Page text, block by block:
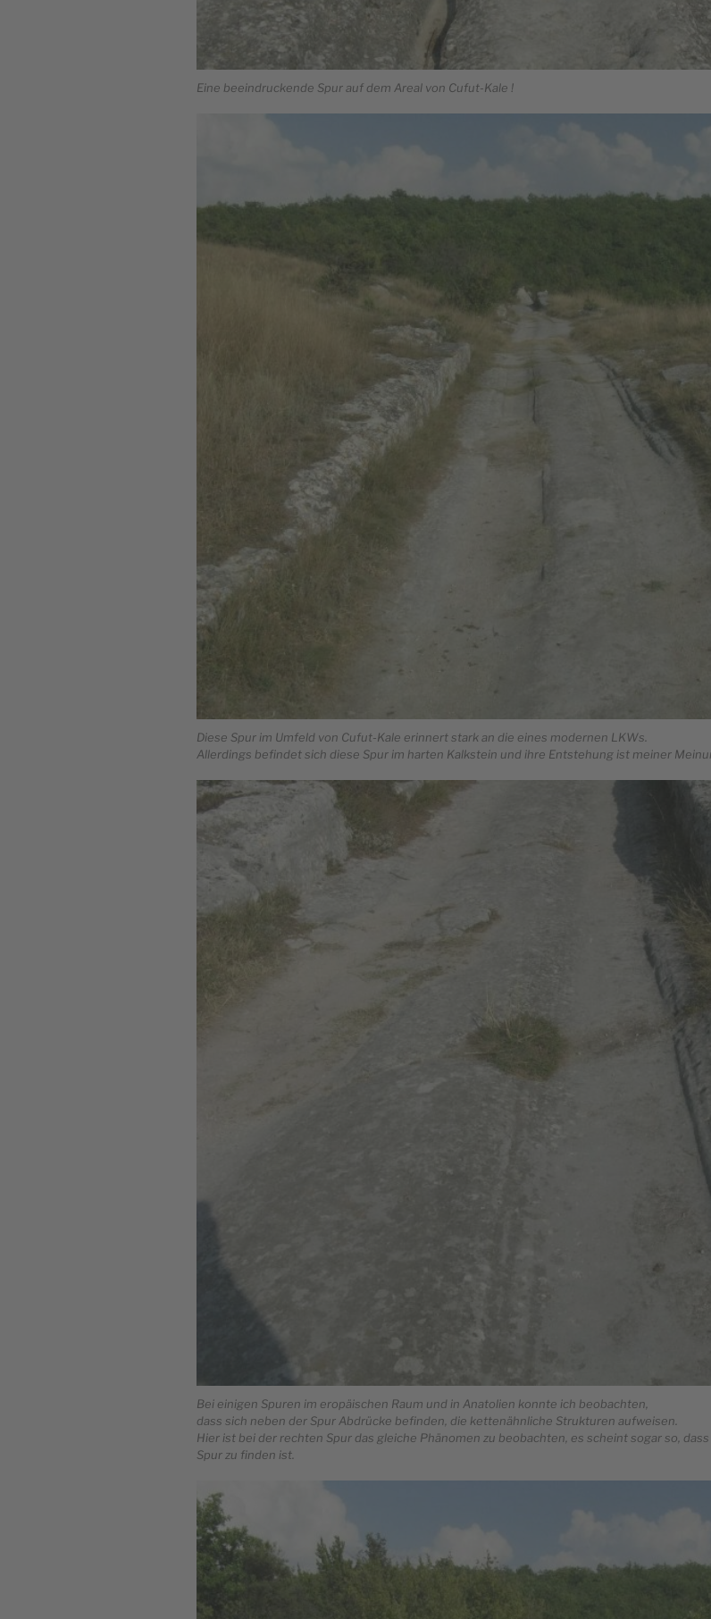
Eine beeindruckende Spur auf dem Areal von Cufut-Kale !
Diese Spur im Umfeld von Cufut-Kale erinnert stark an die eines modernen LKWs.
Allerdings befindet sich diese Spur im harten Kalkstein und ihre Entstehung ist meiner
Bei einigen Spuren im eropäischen Raum und in Anatolien konnte ich beobachten,
dass sich neben der Spur Abdrücke befinden, die kettenähnliche Strukturen aufweisen.
Hier ist bei der rechten Spur das gleiche Phänomen zu beobachten, es scheint sogar so,
Spur zu finden ist.